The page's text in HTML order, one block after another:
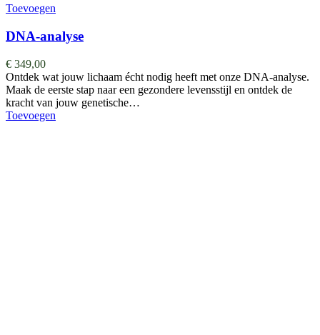
Toevoegen
DNA-analyse
€ 349,00
Ontdek wat jouw lichaam écht nodig heeft met onze DNA-analyse.
Maak de eerste stap naar een gezondere levensstijl en ontdek de
kracht van jouw genetische…
Toevoegen